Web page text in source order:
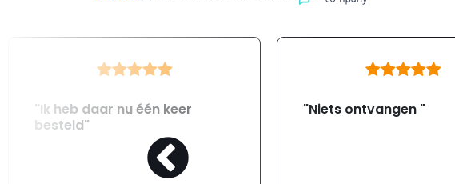
"Ik heb daar nu één keer
besteld"
"Niets ontvangen "